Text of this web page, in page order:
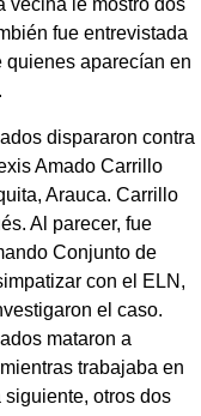
vecina le mostró dos
fue entrevistada
quienes aparecían en
dispararon contra
Amado Carrillo
Arauca. Carrillo
Al parecer, fue
Conjunto de
con el ELN,
el caso.
mataron a
trabajaba en
siguiente, otros dos